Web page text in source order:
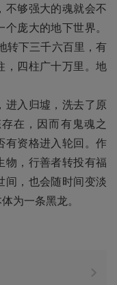
不够强大的魂就会不
庞大的地下世界。
转下三千六百里，有
，四柱广十万里。地
进入归墟，洗去了原
在，因而有鬼魂之
有资格进入轮回。作
物，行善者转投有福
间，也会随时间变淡
为一条黑龙。